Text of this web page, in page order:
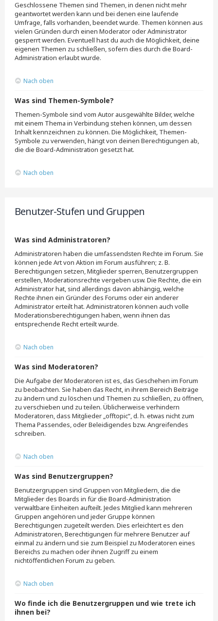
Geschlossene Themen sind Themen, in denen nicht mehr
geantwortet werden kann und bei denen eine laufende
Umfrage, falls vorhanden, beendet wurde. Themen können aus
vielen Gründen durch einen Moderator oder Administrator
gesperrt werden. Eventuell hast du auch die Möglichkeit, deine
eigenen Themen zu schließen, sofern dies durch die Board-
Administration erlaubt wurde.
Nach oben
Was sind Themen-Symbole?
Themen-Symbole sind vom Autor ausgewählte Bilder, welche
mit einem Thema in Verbindung stehen können, um dessen
Inhalt kennzeichnen zu können. Die Möglichkeit, Themen-
Symbole zu verwenden, hängt von deinen Berechtigungen ab,
die die Board-Administration gesetzt hat.
Nach oben
Benutzer-Stufen und Gruppen
Was sind Administratoren?
Administratoren haben die umfassendsten Rechte im Forum. Sie
können jede Art von Aktion im Forum ausführen; z. B.
Berechtigungen setzen, Mitglieder sperren, Benutzergruppen
erstellen, Moderationsrechte vergeben usw. Die Rechte, die ein
Administrator hat, sind allerdings davon abhängig, welche
Rechte ihnen ein Gründer des Forums oder ein anderer
Administrator erteilt hat. Administratoren können auch volle
Moderationsberechtigungen haben, wenn ihnen das
entsprechende Recht erteilt wurde.
Nach oben
Was sind Moderatoren?
Die Aufgabe der Moderatoren ist es, das Geschehen im Forum
zu beobachten. Sie haben das Recht, in ihrem Bereich Beiträge
zu ändern und zu löschen und Themen zu schließen, zu öffnen,
zu verschieben und zu teilen. Üblicherweise verhindern
Moderatoren, dass Mitglieder „offtopic“, d. h. etwas nicht zum
Thema Passendes, oder Beleidigendes bzw. Angreifendes
schreiben.
Nach oben
Was sind Benutzergruppen?
Benutzergruppen sind Gruppen von Mitgliedern, die die
Mitglieder des Boards in für die Board-Administration
verwaltbare Einheiten aufteilt. Jedes Mitglied kann mehreren
Gruppen angehören und jeder Gruppe können
Berechtigungen zugeteilt werden. Dies erleichtert es den
Administratoren, Berechtigungen für mehrere Benutzer auf
einmal zu ändern und sie zum Beispiel zu Moderatoren eines
Bereichs zu machen oder ihnen Zugriff zu einem
nichtöffentlichen Forum zu geben.
Nach oben
Wo finde ich die Benutzergruppen und wie trete ich
ihnen bei?